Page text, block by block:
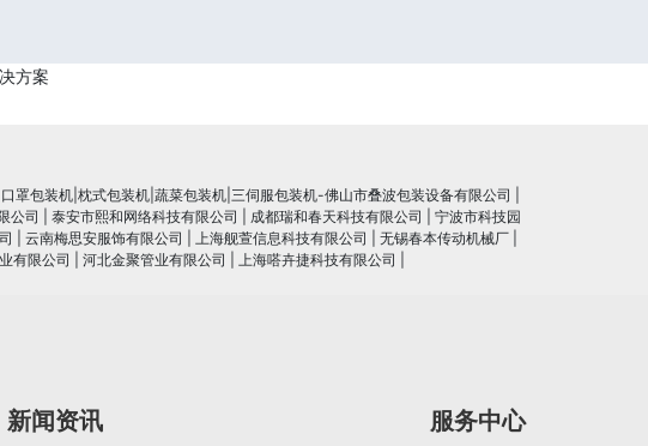
方案
口罩包装机|枕式包装机|蔬菜包装机|三伺服包装机-佛山市叠波包装设备有限公司
公司 泰安市熙和网络科技有限公司 成都瑞和春天科技有限公司
宁波市科技园
云南梅思安服饰有限公司 上海舰萱信息科技有限公司 无锡春本传动机械厂
有限公司 河北金聚管业有限公司 上海嗒卉捷科技有限公司
新闻资讯 服务中心